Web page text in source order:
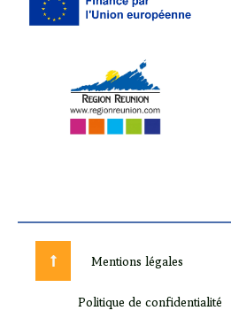
Mentions légales
Politique de confidentialité